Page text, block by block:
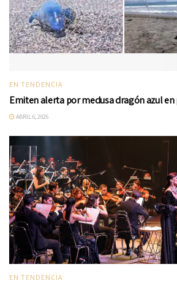
EN TENDENCIA
Emiten alerta por medusa dragón azul en
ABRIL 6, 2026
EN TENDENCIA